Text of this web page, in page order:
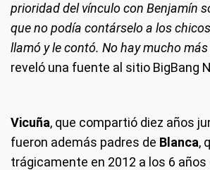
prioridad del vínculo con Benjamín
que no podía contárselo a los
llamó y le contó. No hay mucho más
reveló una fuente al sitio BigBang
Vicuña, que compartió diez años
fueron además padres de Blanca,
trágicamente en 2012 a los 6 años